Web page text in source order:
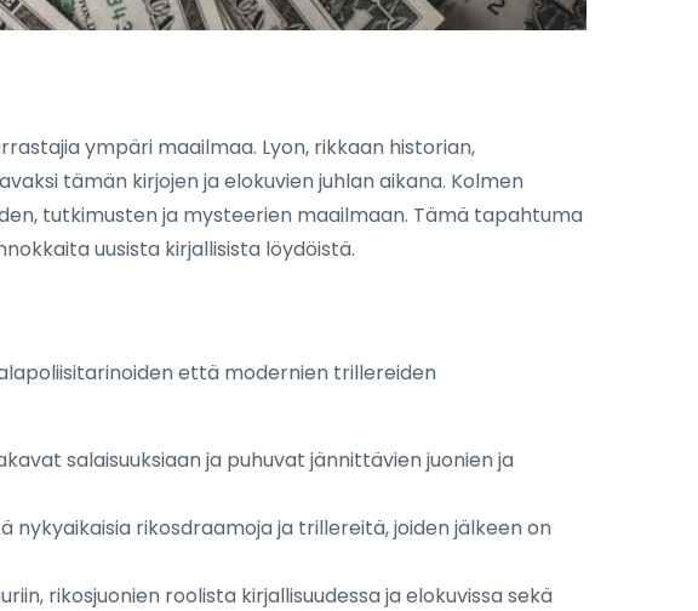
ympäri maailmaa. Lyon, rikkaan historian,
tämän kirjojen ja elokuvien juhlan aikana. Kolmen
tutkimusten ja mysteerien maailmaan. Tämä tapahtuma
uusista kirjallisista löydöistä.
että modernien trillereiden
salaisuuksiaan ja puhuvat jännittävien juonien ja
nykyaikaisia rikosdraamoja ja trillereitä, joiden jälkeen on
rikosjuonien roolista kirjallisuudessa ja elokuvissa sekä